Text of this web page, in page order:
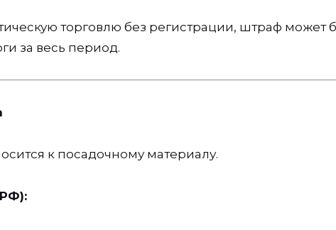
торговлю без регистрации, штраф может
за весь период.
к посадочному материалу.
РФ):